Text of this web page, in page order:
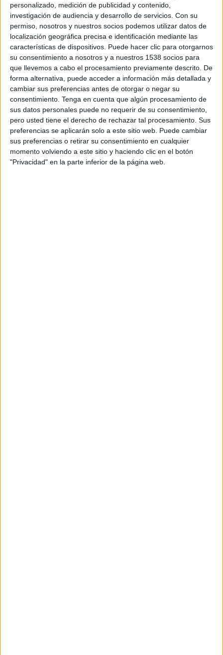
personalizado, medición de publicidad y contenido,
investigación de audiencia y desarrollo de servicios. Con su
permiso, nosotros y nuestros socios podemos utilizar datos de
localización geográfica precisa e identificación mediante las
características de dispositivos. Puede hacer clic para otorgarnos
su consentimiento a nosotros y a nuestros 1538 socios para
que llevemos a cabo el procesamiento previamente descrito. De
forma alternativa, puede acceder a información más detallada y
cambiar sus preferencias antes de otorgar o negar su
consentimiento. Tenga en cuenta que algún procesamiento de
sus datos personales puede no requerir de su consentimiento,
pero usted tiene el derecho de rechazar tal procesamiento. Sus
preferencias se aplicarán solo a este sitio web. Puede cambiar
sus preferencias o retirar su consentimiento en cualquier
momento volviendo a este sitio y haciendo clic en el botón
"Privacidad" en la parte inferior de la página web.
servicios que obtienen por parte de la Comunidad por cumplir con sus
obligaciones tributarias. Media by Design ha implicado en la gestión de la cuenta
a un equipo de trabajo que está compuesto en el departamento técnico por
Ángeles Blas, como directora de planificación e investigación, junto con Elena
Monteagudo y Daniel Rubio. Por su parte, la directora de compras, Aurea
Fernández, José Antonio Pérez y Julia Calvo, como directora de servicios al
cliente integran el departamento de compras.
Al concurso público se presentaron varias agencias, tanto en radio como en
prensa, como MPG, Gesmedia, Red de Medios, Media Planing, Arena Media,
Peterplanning y Optimedia, entre otros.